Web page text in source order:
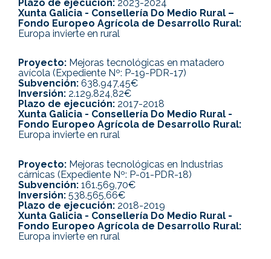
Plazo de ejecución: 2023-2024
Xunta Galicia - Consellería Do Medio Rural –
Fondo Europeo Agrícola de Desarrollo Rural:
Europa invierte en rural
Proyecto: Mejoras tecnológicas en matadero
avícola (Expediente Nº: P-19-PDR-17)
Subvención: 638.947,45€
Inversión: 2.129.824,82€
Plazo de ejecución: 2017-2018
Xunta Galicia - Consellería Do Medio Rural -
Fondo Europeo Agrícola de Desarrollo Rural:
Europa invierte en rural
Proyecto: Mejoras tecnológicas en Industrias
cárnicas (Expediente Nº: P-01-PDR-18)
Subvención: 161.569,70€
Inversión: 538.565,66€
Plazo de ejecución: 2018-2019
Xunta Galicia - Consellería Do Medio Rural -
Fondo Europeo Agrícola de Desarrollo Rural:
Europa invierte en rural